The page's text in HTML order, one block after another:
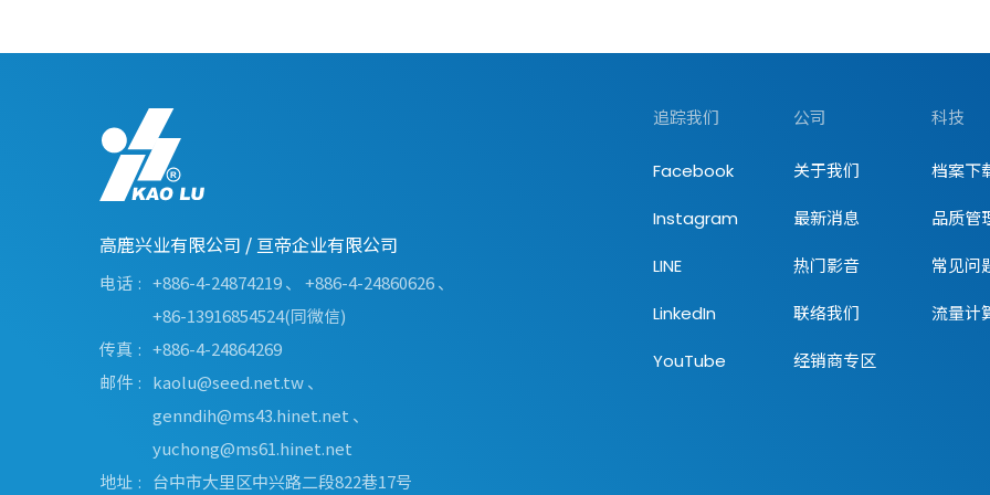
高鹿兴业有限公司 / 亘帝企业有限公司
电话 +886-4-24874219、 +886-4-24860626、
+86-13916854524(同微信)
传真
+886-4-24864269
邮件
kaolu@seed.net.tw、
genndih@ms43.hinet.net 、
yuchong@ms61.hinet.net
地址
台中市大里区中兴路二段822巷17号
追踪我们
Facebook
Instagram
LINE
LinkedIn
YouTube
公司
关于我们
最新消息
热门影音
联络我们
经销商专区
科技
档案下
品质管
常见问
流量计